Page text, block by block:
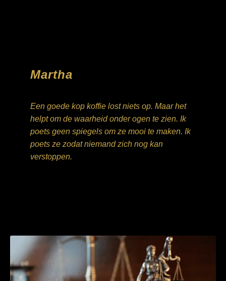
Martha
Een goede kop koffie lost niets op. Maar het
helpt om de waarheid onder ogen te zien. Ik
poets geen spiegels om ze mooi te maken. Ik
poets ze zodat niemand zich nog kan
verstoppen.